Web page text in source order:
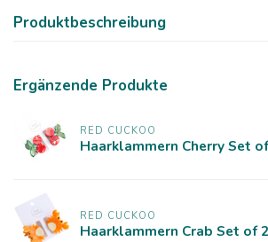
Produktbeschreibung
Ergänzende Produkte
RED CUCKOO
Haarklammern Cherry Set
RED CUCKOO
Haarklammern Crab Set of 2